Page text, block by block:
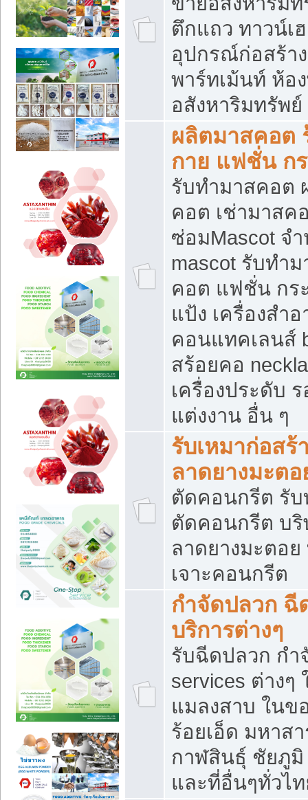
ตึกแถว ทาวน์เ
อุปกรณ์ก่อสร้า
พาร์ทเม้นท์ ห้อ
อสังหาริมทรัพ
ผลิตมาสคอต
กาย แฟชั่น กร
รับทำมาสคอต
คอต เช่ามาสค
ซ่อมMascot จ
mascot รับทำ
คอต แฟชั่น กระ
แป้ง เครื่องสำ
คอนแทคเลนส์
สร้อยคอ
เครื่องประดับ ร
แต่งงาน อื่น ๆ
รับเหมาก่อส
ลาดยางมะต
ตัดคอนกรีต รับ
ตัดคอนกรีต บริ
ลาดยางมะตอ
เจาะคอนกรีต
กำจัดปลวก ฉี
บริการต่างๆ
รับฉีดปลวก กำ
services ต่าง
แมลงสาบ ใน
ร้อยเอ็ด มหาส
กาฬสินธุ์ ชัยภู
และที่อื่นๆทั่วไ